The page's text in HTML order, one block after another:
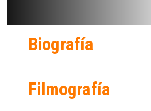
Biografía
Filmografía